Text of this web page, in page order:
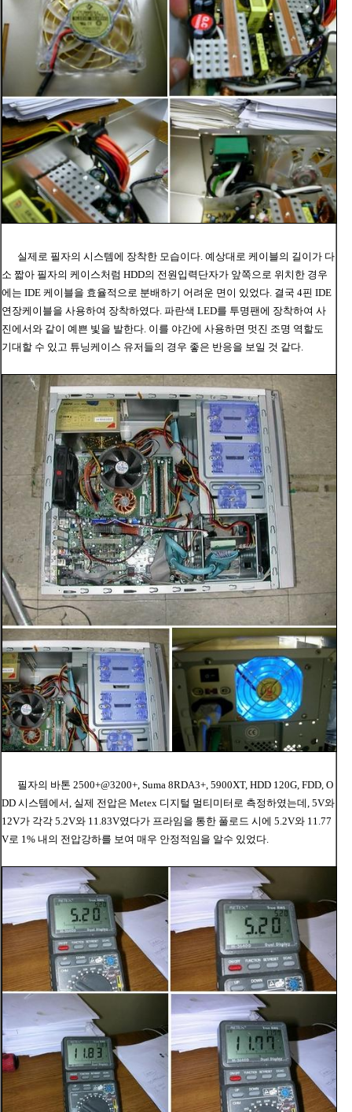
실제로 필자의 시스템에 장착한 모습이다. 예상대로 케이블의 길이가 다
소 짧아 필자의 케이스처럼 HDD의 전원입력단자가 앞쪽으로 위치한 경우
에는 IDE 케이블을 효율적으로 분배하기 어려운 면이 있었다. 결국 4핀 IDE
연장케이블을 사용하여 장착하였다. 파란색 LED를 투명팬에 장착하여 사
진에서와 같이 예쁜 빛을 발한다. 이를 야간에 사용하면 멋진 조명 역할도
기대할 수 있고 튜닝케이스 유저들의 경우 좋은 반응을 보일 것 같다.
필자의 바톤 2500+@3200+, Suma 8RDA3+, 5900XT, HDD 120G, FDD, O
DD 시스템에서, 실제 전압은 Metex 디지털 멀티미터로 측정하였는데, 5V와
12V가 각각 5.2V와 11.83V였다가 프라임을 통한 풀로드 시에 5.2V와 11.77
V로 1% 내의 전압강하를 보여 매우 안정적임을 알수 있었다.